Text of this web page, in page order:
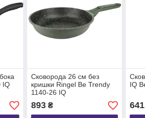
IQ
Сковорода 26 см без
кришки Ringel Be Trendy
1140-26 IQ
893₴
IQ
641